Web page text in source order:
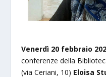
Venerdì 20 febbraio
conferenze della
(via Ceriani, 10) Eloisa